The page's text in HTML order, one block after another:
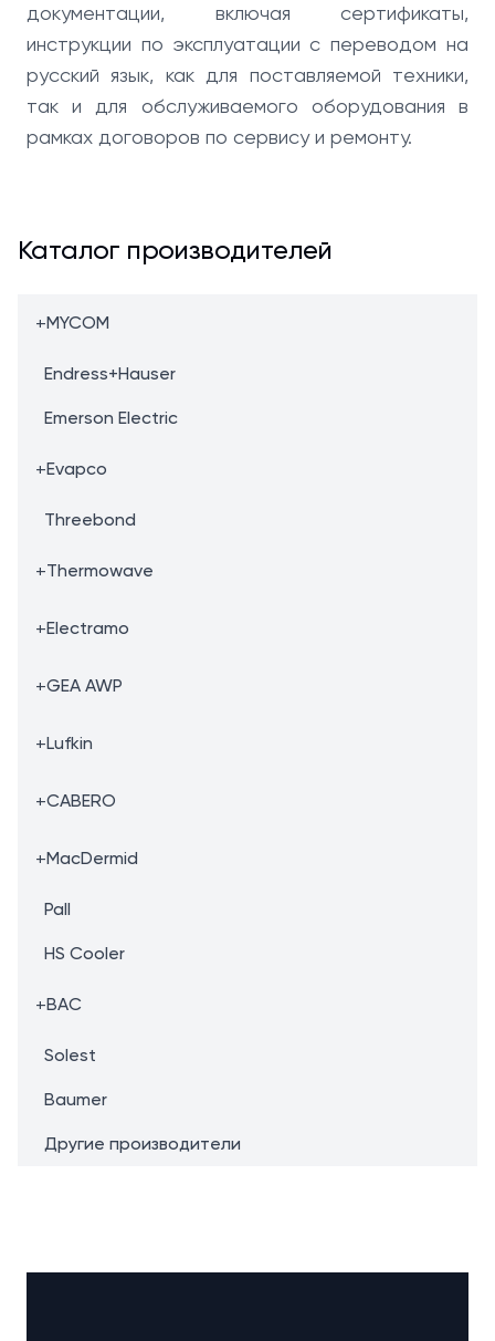
документации, включая сертификаты,
инструкции по эксплуатации с переводом на
русский язык, как для поставляемой техники,
так и для обслуживаемого оборудования в
рамках договоров по сервису и ремонту.
Каталог производителей
+MYCOM
Endress+Hauser
Emerson Electric
+Evapco
Threebond
+Thermowave
+Electramo
+GEA AWP
+Lufkin
+CABERO
+MacDermid
Pall
HS Cooler
+BAC
Solest
Baumer
Другие производители